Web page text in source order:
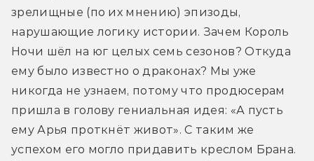
зрелищные (по их мнению) эпизоды,
нарушающие логику истории. Зачем Король
Ночи шёл на юг целых семь сезонов? Откуда
ему было известно о драконах? Мы уже
никогда не узнаем, потому что продюсерам
пришла в голову гениальная идея: «А пусть
ему Арья проткнёт живот». С таким же
успехом его могло придавить креслом Брана.